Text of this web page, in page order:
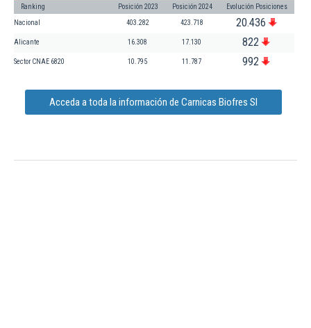
Ranking Posición 2023 Posición 2024 Evolución Posiciones
Nacional 403.282 423.718 20.436
Alicante 16.308 17.130 822
Sector CNAE 6820 10.795 11.787 992
Acceda a toda la información de Carnicas Biofres Sl